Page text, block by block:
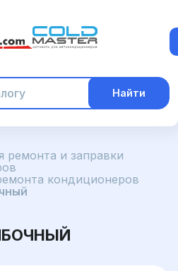
Найти
ремонта и заправки
кондиционеров